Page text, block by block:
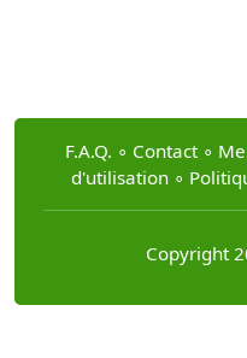
F.A.Q. ∘ Contact ∘
d'utilisation∘
Copyright